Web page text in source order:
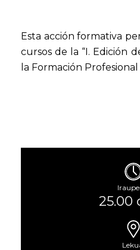
Esta acción formativa
cursos de la “I. Edición
la Formación Profesional
25.00